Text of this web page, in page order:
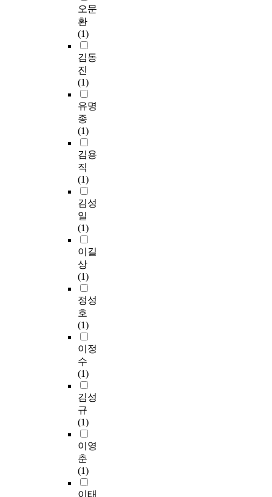
오문
환
(1)
김동
진
(1)
유명
종
(1)
김용
직
(1)
김성
일
(1)
이길
상
(1)
정성
호
(1)
이정
수
(1)
김성
규
(1)
이영
춘
(1)
이태